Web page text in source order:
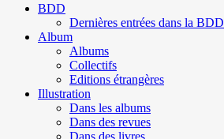
BDD
Dernières entrées dans la BDD
Album
Albums
Collectifs
Editions étrangères
Illustration
Dans les albums
Dans des revues
Dans des livres